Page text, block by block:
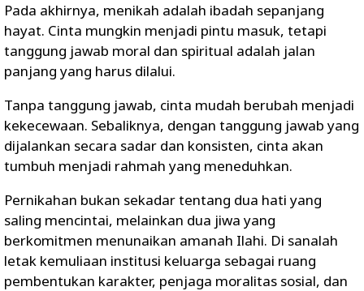
Pada akhirnya, menikah adalah ibadah sepanjang
hayat. Cinta mungkin menjadi pintu masuk, tetapi
tanggung jawab moral dan spiritual adalah jalan
panjang yang harus dilalui.
Tanpa tanggung jawab, cinta mudah berubah menjadi
kekecewaan. Sebaliknya, dengan tanggung jawab yang
dijalankan secara sadar dan konsisten, cinta akan
tumbuh menjadi rahmah yang meneduhkan.
Pernikahan bukan sekadar tentang dua hati yang
saling mencintai, melainkan dua jiwa yang
berkomitmen menunaikan amanah Ilahi. Di sanalah
letak kemuliaan institusi keluarga sebagai ruang
pembentukan karakter, penjaga moralitas sosial, dan